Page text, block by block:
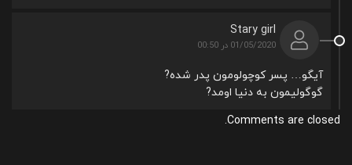
Stary girl
01/05/2020 در 00:50
آیگو… پسر کوچولومون پدر شده?
گوگولیمون به دنیا اومد?
Comments are closed.